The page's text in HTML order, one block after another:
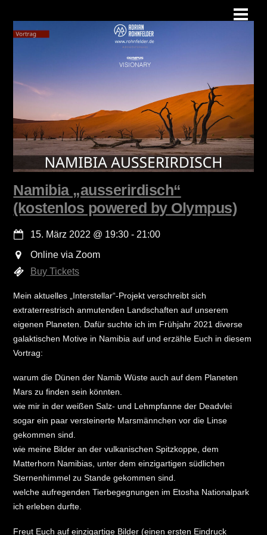
content
Namibia „ausserirdisch“
(kostenlos powered by Olympus)
15. März 2022 @ 19:30 - 21:00
Online via Zoom
Buy Tickets
Mein aktuelles „Interstellar“-Projekt verschreibt sich
extraterrestrisch anmutenden Landschaften auf unserem
eigenen Planeten. Dafür suchte ich im Frühjahr 2021 diverse
galaktischen Motive in Namibia auf und erzähle Euch in diesem
Vortrag:
warum die Dünen der Namib Wüste auch auf dem Planeten
Mars zu finden sein könnten.
wie mir in der weißen Salz- und Lehmpfanne der Deadvlei
sogar ein paar versteinerte Marsmännchen vor die Linse
gekommen sind.
wie meine Bilder an der vulkanischen Spitzkoppe, dem
Matterhorn Namibias, unter dem einzigartigen südlichen
Sternenhimmel zu Stande gekommen sind.
welche aufregenden Tierbegegnungen im Etosha Nationalpark
ich erleben durfte.
Freut Euch auf einzigartige Bilder (einen ersten Eindruck